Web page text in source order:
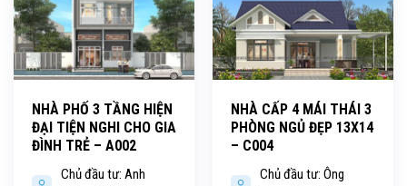
NHÀ PHỐ 3 TẦNG HIỆN
ĐẠI TIỆN NGHI CHO GIA
ĐÌNH TRẺ – A002
Chủ đầu tư: Anh
NHÀ CẤP 4 MÁI THÁI 3
PHÒNG NGỦ ĐẸP 13X14
– C004
Chủ đầu tư: Ông